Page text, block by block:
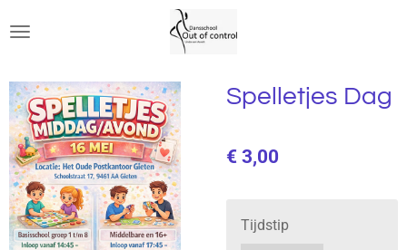
direct
de
hoofdinhoud
Spelletjes Dag
€ 3,00
Tijdstip